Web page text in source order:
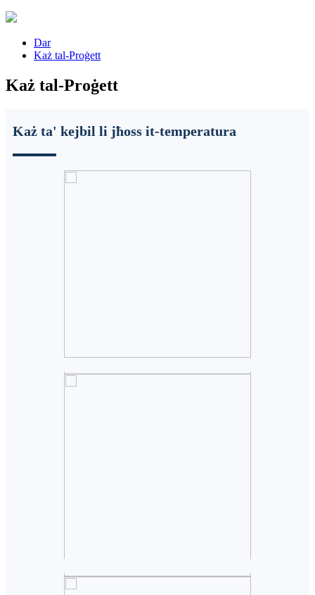
Dar
Każ tal-Proġett
Każ tal-Proġett
Każ ta' kejbil li jħoss it-temperatura